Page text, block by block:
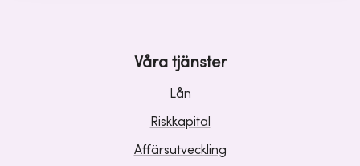
Våra tjänster
Lån
Riskkapital
Affärsutveckling